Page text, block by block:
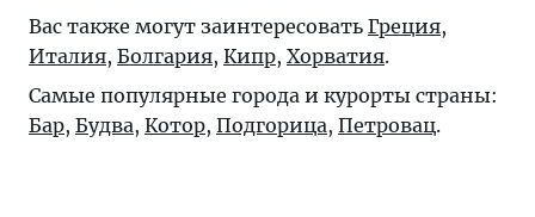
Вас также могут заинтересовать Греция,
Италия, Болгария, Кипр, Хорватия.
Самые популярные города и курорты страны:
Бар, Будва, Котор, Подгорица, Петровац.